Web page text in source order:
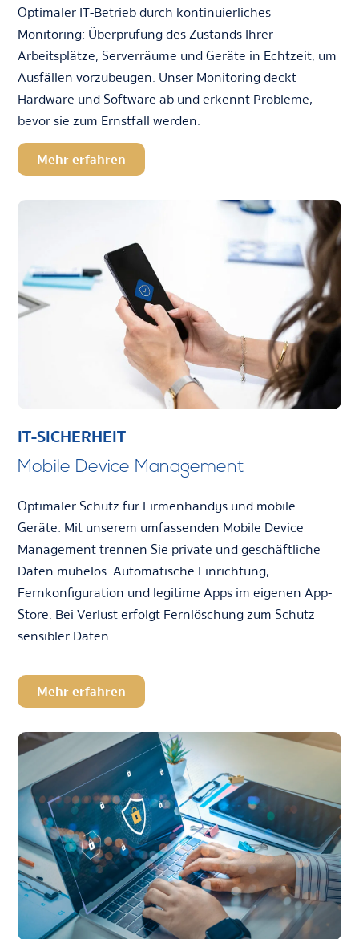
Optimaler IT-Betrieb durch kontinuierliches
Monitoring: Überprüfung des Zustands Ihrer
Arbeitsplätze, Serverräume und Geräte in Echtzeit, um
Ausfällen vorzubeugen. Unser Monitoring deckt
Hardware und Software ab und erkennt Probleme,
bevor sie zum Ernstfall werden.
Mehr erfahren
IT-SICHERHEIT
Mobile Device Management
Optimaler Schutz für Firmenhandys und mobile
Geräte: Mit unserem umfassenden Mobile Device
Management trennen Sie private und geschäftliche
Daten mühelos. Automatische Einrichtung,
Fernkonfiguration und legitime Apps im eigenen App-
Store. Bei Verlust erfolgt Fernlöschung zum Schutz
sensibler Daten.
Mehr erfahren